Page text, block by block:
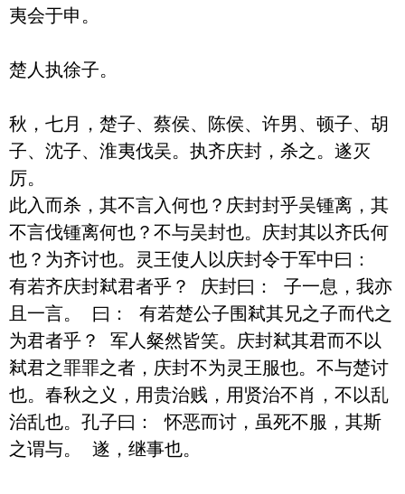
夷会于申。
楚人执徐子。
秋，七月，楚子、蔡侯、陈侯、许男、顿子、胡
子、沈子、淮夷伐吴。执齐庆封，杀之。遂灭
厉。
此入而杀，其不言入何也？庆封封乎吴锺离，其
不言伐锺离何也？不与吴封也。庆封其以齐氏何
也？为齐讨也。灵王使人以庆封令于军中曰：
有若齐庆封弒君者乎？ 庆封曰： 子一息，我亦
且一言。 曰： 有若楚公子围弒其兄之子而代之
为君者乎？ 军人粲然皆笑。庆封弒其君而不以
弒君之罪罪之者，庆封不为灵王服也。不与楚讨
也。春秋之义，用贵治贱，用贤治不肖，不以乱
治乱也。孔子曰： 怀恶而讨，虽死不服，其斯
之谓与。 遂，继事也。